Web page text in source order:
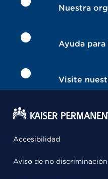
Nuestra
Ayuda
Visite
Accesibilidad
Aviso de no discriminación